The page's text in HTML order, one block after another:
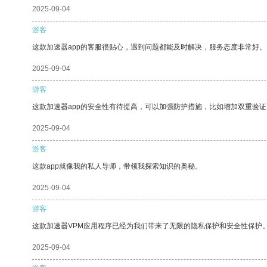
2025-09-04
游客
这款加速器app的客服很贴心，遇到问题都能及时解决，服务态度非常好。
2025-09-04
游客
这款加速器app的安全性有待提高，可以加强防护措施，比如增加双重验
2025-09-04
游客
这款app就像我的私人导师，带领我探索知识的奥秘。
2025-09-04
游客
这款加速器VPM应用程序已经为我们带来了无限的隐私保护和安全性保护
2025-09-04